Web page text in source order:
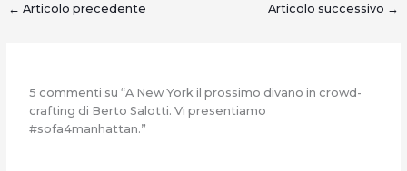
← Articolo precedente Articolo successivo →
5 commenti su “A New York il prossimo divano in crowd-
crafting di Berto Salotti. Vi presentiamo
#sofa4manhattan.”